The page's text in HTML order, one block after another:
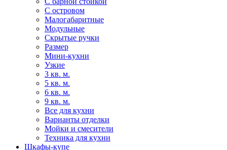
С островом
Малогабаритные
Модульные
Скрытые ручки
Размер
Мини-кухни
Узкие
3 кв. м.
5 кв. м.
6 кв. м.
9 кв. м.
Все для кухни
Варианты отделки
Мойки и смесители
Техника для кухни
Шкафы-купе